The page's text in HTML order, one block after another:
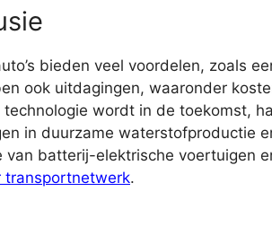
bieden veel voordelen, zoals
ook uitdagingen, waaronder
technologie wordt in de toekomst,
in duurzame waterstofproductie
van batterij-elektrische voertuigen
transportnetwerk.